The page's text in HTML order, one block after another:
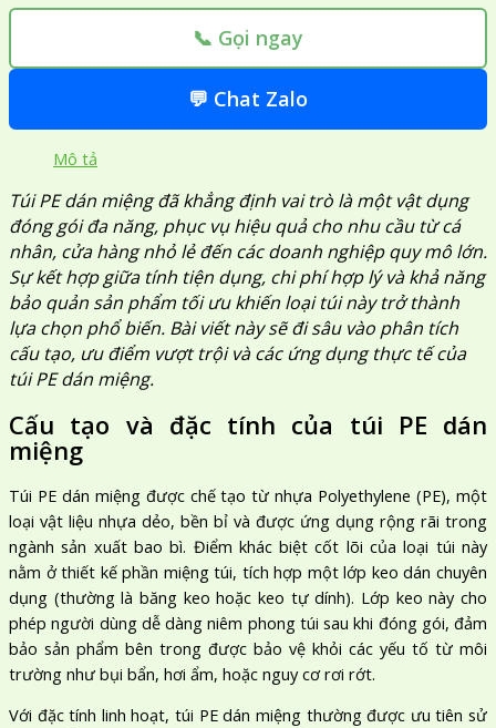
📞 Gọi ngay
💬 Chat Zalo
Mô tả
Túi PE dán miệng đã khẳng định vai trò là một vật dụng
đóng gói đa năng, phục vụ hiệu quả cho nhu cầu từ cá
nhân, cửa hàng nhỏ lẻ đến các doanh nghiệp quy mô lớn.
Sự kết hợp giữa tính tiện dụng, chi phí hợp lý và khả năng
bảo quản sản phẩm tối ưu khiến loại túi này trở thành
lựa chọn phổ biến. Bài viết này sẽ đi sâu vào phân tích
cấu tạo, ưu điểm vượt trội và các ứng dụng thực tế của
túi PE dán miệng.
Cấu tạo và đặc tính của túi PE dán
miệng
Túi PE dán miệng được chế tạo từ nhựa Polyethylene (PE), một
loại vật liệu nhựa dẻo, bền bỉ và được ứng dụng rộng rãi trong
ngành sản xuất bao bì. Điểm khác biệt cốt lõi của loại túi này
nằm ở thiết kế phần miệng túi, tích hợp một lớp keo dán chuyên
dụng (thường là băng keo hoặc keo tự dính). Lớp keo này cho
phép người dùng dễ dàng niêm phong túi sau khi đóng gói, đảm
bảo sản phẩm bên trong được bảo vệ khỏi các yếu tố từ môi
trường như bụi bẩn, hơi ẩm, hoặc nguy cơ rơi rớt.
Với đặc tính linh hoạt, túi PE dán miệng thường được ưu tiên sử